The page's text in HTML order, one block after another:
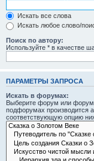
Искать все слова
Искать любое слово/
Поиск по автору:
Используйте * в качестве
ПАРАМЕТРЫ ЗАПРОСА
Искать в форумах:
Выберите форум или
подфорумах производится
соответствующую опцию